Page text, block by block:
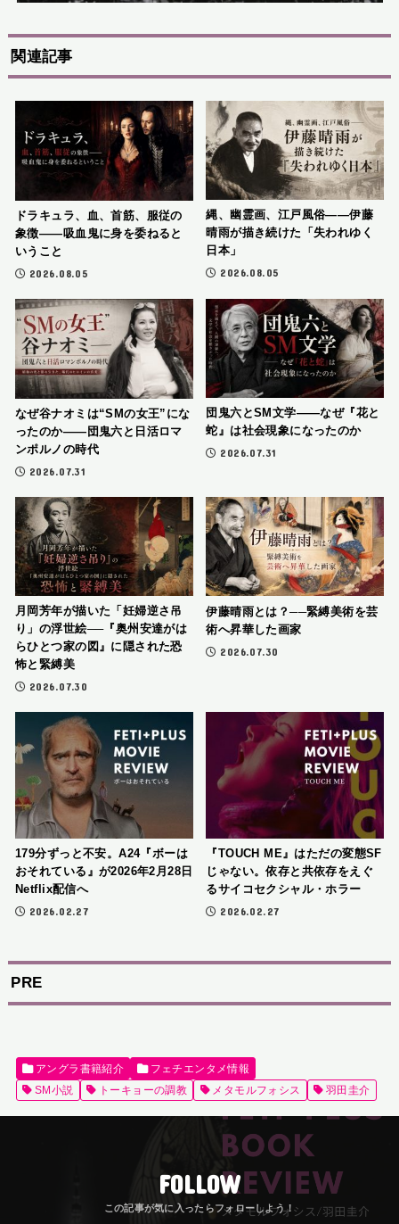
関連記事
ドラキュラ、血、首筋、服従の
象徴――吸血鬼に身を委ねると
いうこと
2026.08.05
縄、幽霊画、江戸風俗――伊藤
晴雨が描き続けた「失われゆく
日本」
2026.08.05
なぜ谷ナオミは“SMの女王”にな
ったのか――団鬼六と日活ロマ
ンポルノの時代
2026.07.31
団鬼六とSM文学――なぜ『花と
蛇』は社会現象になったのか
2026.07.31
月岡芳年が描いた「妊婦逆さ吊
り」の浮世絵──『奥州安達がは
らひとつ家の図』に隠された恐
怖と緊縛美
2026.07.30
伊藤晴雨とは？──緊縛美術を芸
術へ昇華した画家
2026.07.30
179分ずっと不安。A24『ボーは
おそれている』が2026年2月28日
Netflix配信へ
2026.02.27
『TOUCH ME』はただの変態SF
じゃない。依存と共依存をえぐ
るサイコセクシャル・ホラー
2026.02.27
PRE
アングラ書籍紹介
フェチエンタメ情報
SM小説
トーキョーの調教 メタモルフォシス 羽田圭介
FOLLOW